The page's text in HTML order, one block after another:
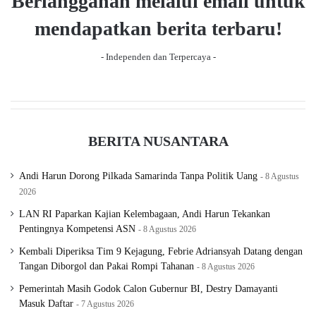
mendapatkan berita terbaru!
- Independen dan Terpercaya -
BERITA NUSANTARA
Andi Harun Dorong Pilkada Samarinda Tanpa Politik Uang
8 Agustus
2026
LAN RI Paparkan Kajian Kelembagaan, Andi Harun Tekankan
Pentingnya Kompetensi ASN
8 Agustus 2026
Kembali Diperiksa Tim 9 Kejagung, Febrie Adriansyah Datang dengan
Tangan Diborgol dan Pakai Rompi Tahanan
8 Agustus 2026
Pemerintah Masih Godok Calon Gubernur BI, Destry Damayanti
Masuk Daftar
7 Agustus 2026